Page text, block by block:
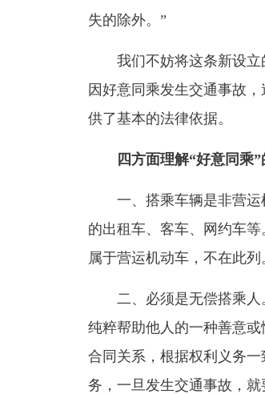
失的除外。”
我们不妨将这条新设立
因好意同乘发生交通事故
供了基本的法律依据。
四方面理解“好意同乘
一、搭乘车辆是非营
的出租车、客车、网约车
属于营运机动车，不在此列
二、必须是无偿搭乘人
纯粹帮助他人的一种善意
合同关系，根据权利义务
务，一旦发生交通事故，